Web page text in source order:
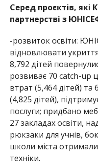
Серед проєктів, які
партнерстві з
-розвиток освіти:
відновлювати
8,792 дітей
розвиває 70 catch-up
втрат (5,464 дітей) та
(4,825 дітей),
послуги; придбано
27 закладах освіти,
рюкзаки для учнів,
школи міста отрима
техніки.